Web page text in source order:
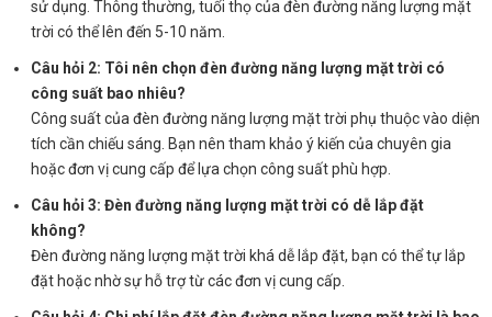
sử dụng. Thông thường, tuổi thọ của đèn đường năng lượng mặt
trời có thể lên đến 5-10 năm.
Câu hỏi 2: Tôi nên chọn đèn đường năng lượng mặt trời có
công suất bao nhiêu?
Công suất của đèn đường năng lượng mặt trời phụ thuộc vào diện
tích cần chiếu sáng. Bạn nên tham khảo ý kiến của chuyên gia
hoặc đơn vị cung cấp để lựa chọn công suất phù hợp.
Câu hỏi 3: Đèn đường năng lượng mặt trời có dễ lắp đặt
không?
Đèn đường năng lượng mặt trời khá dễ lắp đặt, bạn có thể tự lắp
đặt hoặc nhờ sự hỗ trợ từ các đơn vị cung cấp.